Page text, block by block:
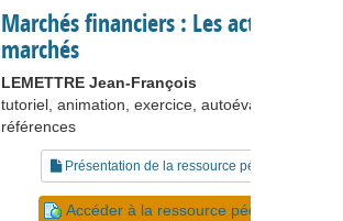
Marchés financiers : Les actions et
marchés
LEMETTRE Jean-François
tutoriel, animation, exercice, autoévaluation, liste
références
Présentation de la ressource pédagogique
Accéder à la ressource pédagogique